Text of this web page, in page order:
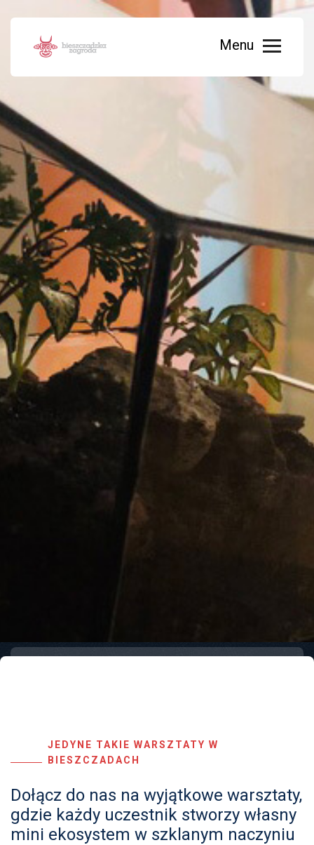
JEDYNE TAKIE WARSZTATY W
BIESZCZADACH
Dołącz do nas na wyjątkowe warsztaty,
gdzie każdy uczestnik stworzy własny
mini ekosystem w szklanym naczyniu